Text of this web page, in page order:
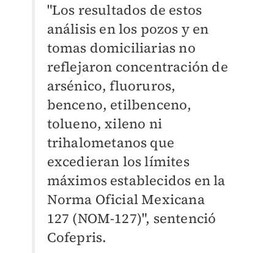
"Los resultados de estos
análisis en los pozos y en
tomas domiciliarias no
reflejaron concentración de
arsénico, fluoruros,
benceno, etilbenceno,
tolueno, xileno ni
trihalometanos que
excedieran los límites
máximos establecidos en la
Norma Oficial Mexicana
127 (NOM-127)", sentenció
Cofepris.